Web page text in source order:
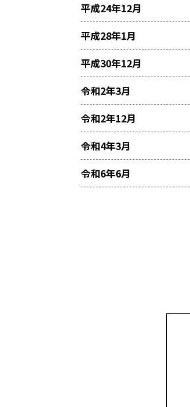
平成24年12月
平成28年1月
平成30年12月
令和2年3月
令和2年12月
令和4年3月
令和6年6月